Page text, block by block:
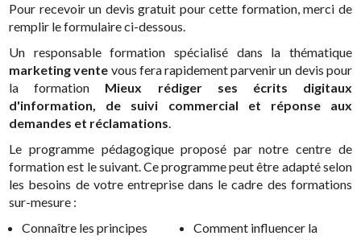
Pour recevoir un devis gratuit pour cette formation, merci de
remplir le formulaire ci-dessous.
Un responsable formation spécialisé dans la thématique
marketing vente vous fera rapidement parvenir un devis pour
la formation Mieux rédiger ses écrits digitaux
d'information, de suivi commercial et réponse aux
demandes et réclamations.
Le programme pédagogique proposé par notre centre de
formation est le suivant. Ce programme peut être adapté selon
les besoins de votre entreprise dans le cadre des formations
sur-mesure :
Connaître les principes
Comment influencer la